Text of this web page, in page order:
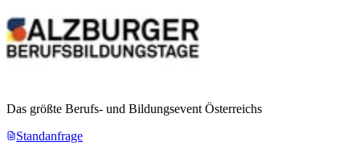
Das größte Berufs- und Bildungsevent Österreichs
Standanfrage